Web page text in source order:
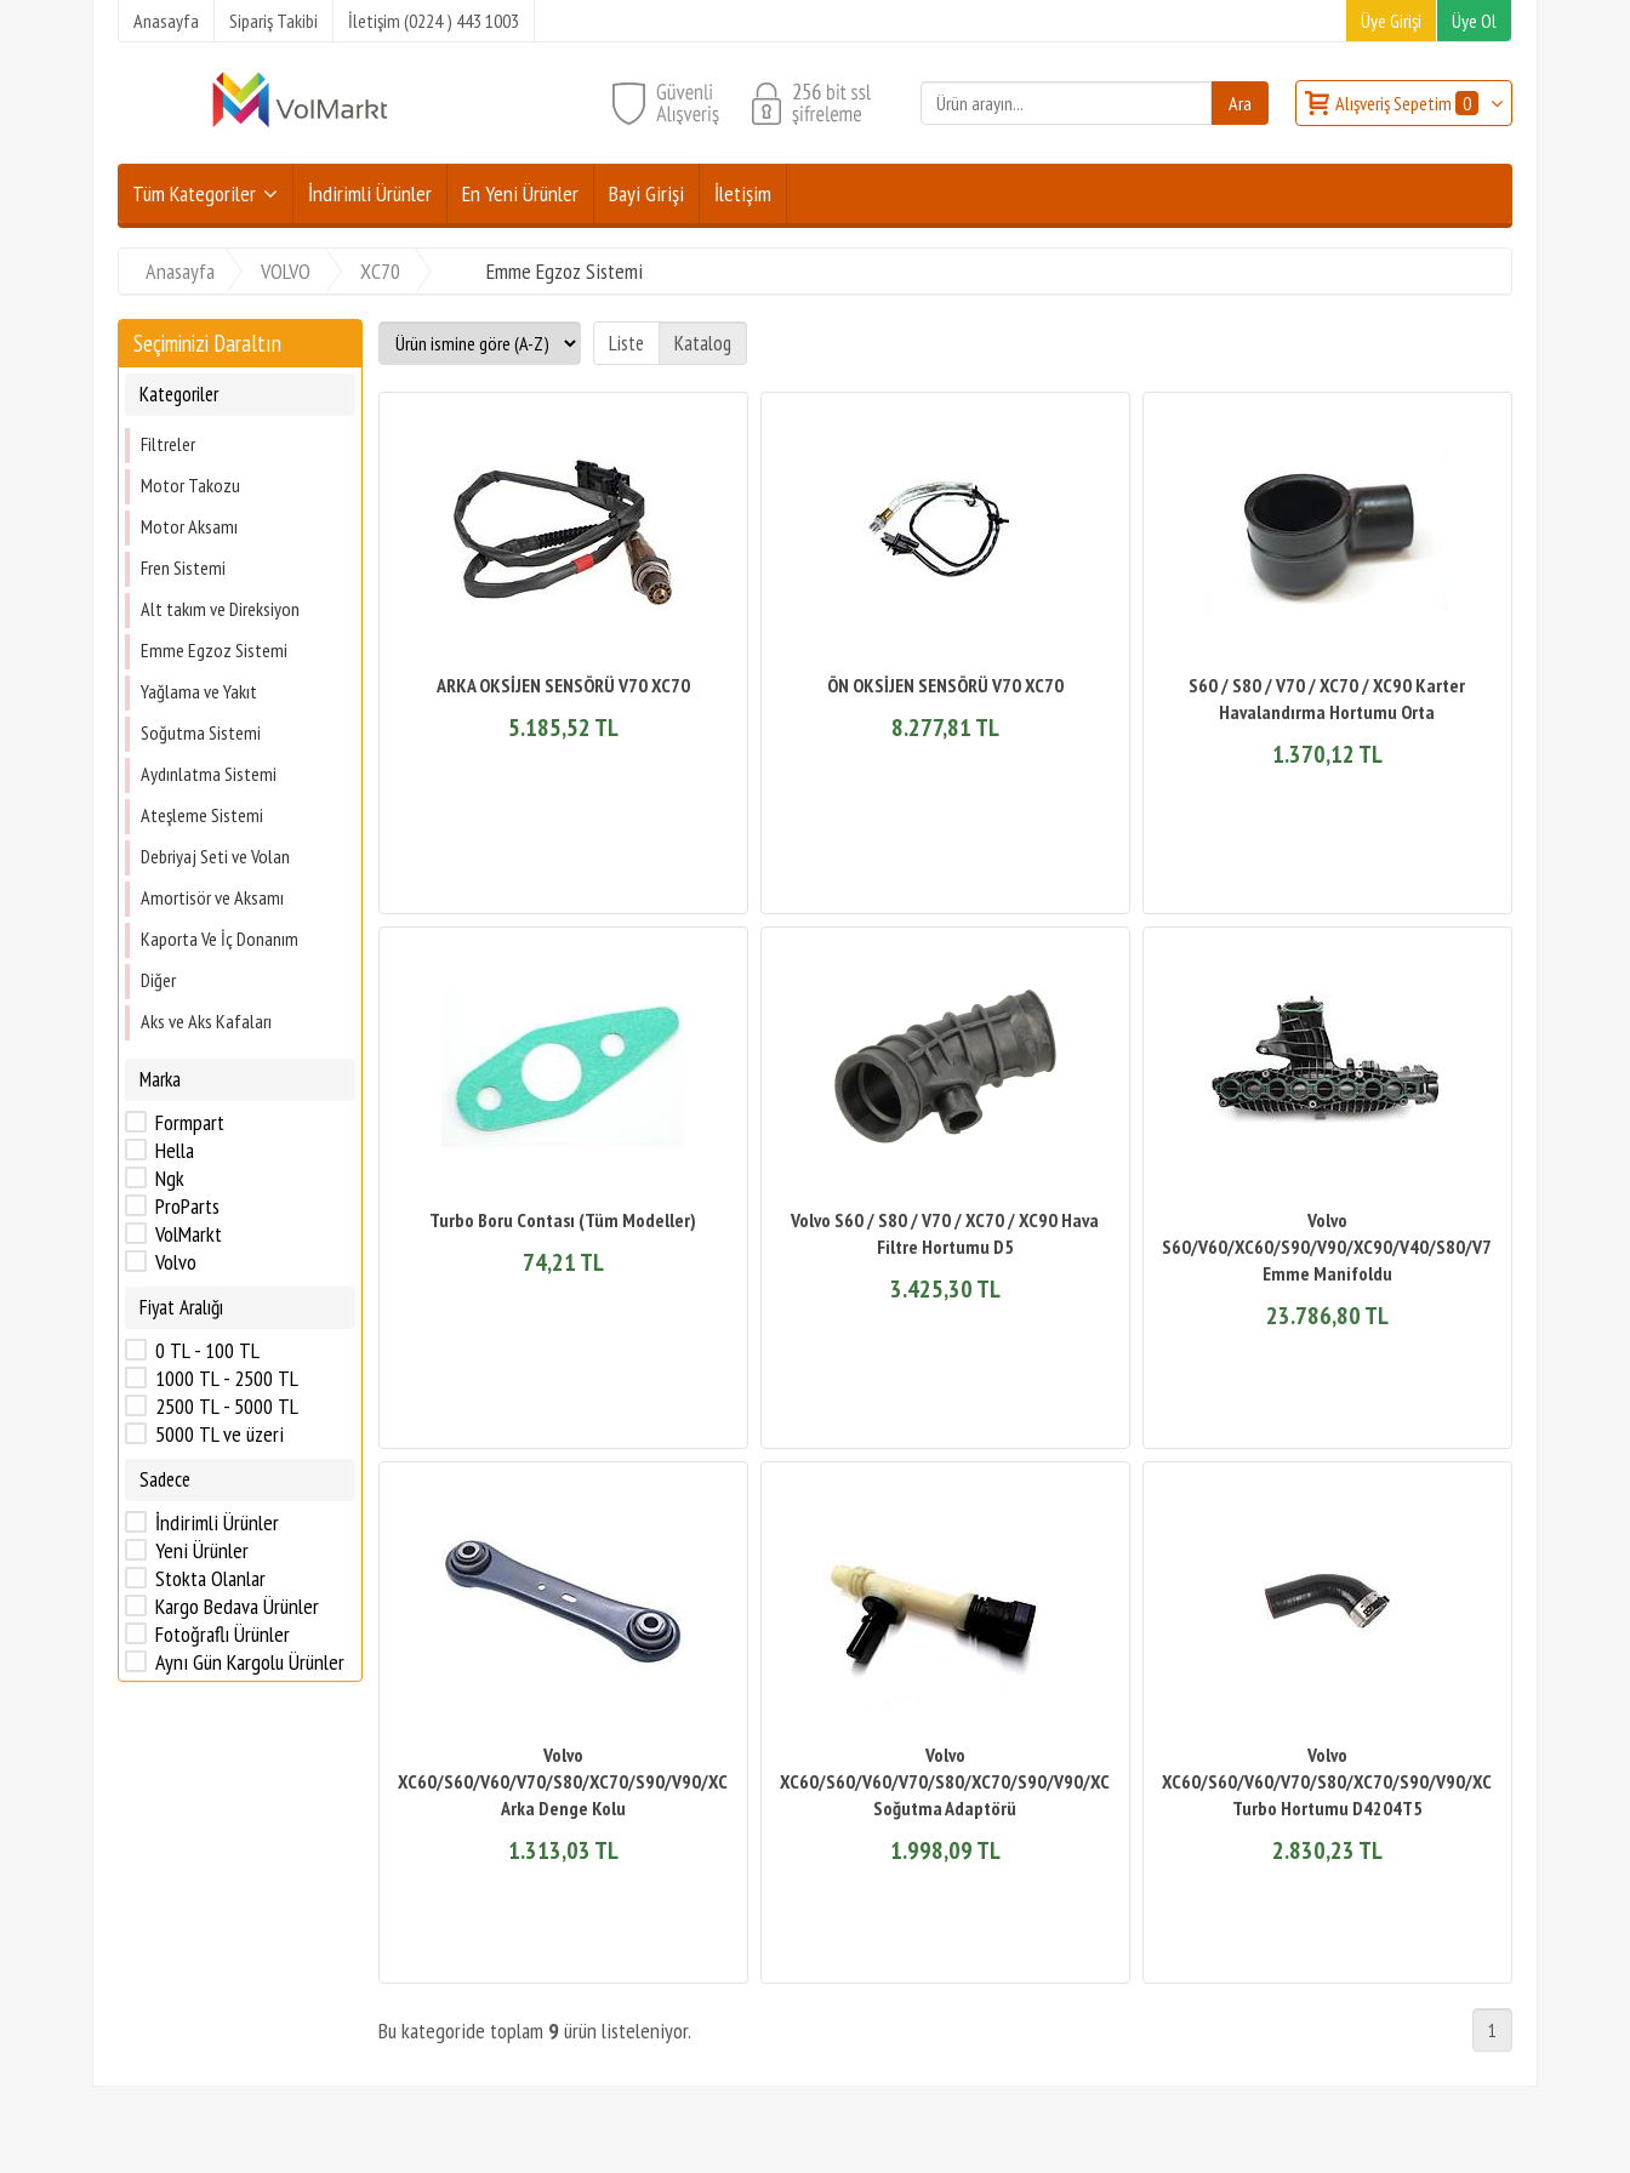
Anasayfa Sipariş Takibi İletişim (0224 ) 443 1003 Üye Girişi Üye Ol
Alışveriş Sepetim 0
Tüm Kategoriler İndirimli Ürünler En Yeni Ürünler Bayi Girişi İletişim
Anasayfa VOLVO XC70 Emme Egzoz Sistemi
Seçiminizi Daraltın
Kategoriler
Filtreler
Motor Takozu
Motor Aksamı
Fren Sistemi
Alt takım ve Direksiyon
Emme Egzoz Sistemi
Yağlama ve Yakıt
Soğutma Sistemi
Aydınlatma Sistemi
Ateşleme Sistemi
Debriyaj Seti ve Volan
Amortisör ve Aksamı
Kaporta Ve İç Donanım
Diğer
Aks ve Aks Kafaları
Marka
Formpart
Hella
Ngk
ProParts
VolMarkt
Volvo
Fiyat Aralığı
0 TL - 100 TL
1000 TL - 2500 TL
2500 TL - 5000 TL
5000 TL ve üzeri
Sadece
İndirimli Ürünler
Yeni Ürünler
Stokta Olanlar
Kargo Bedava Ürünler
Fotoğraflı Ürünler
Aynı Gün Kargolu Ürünler
ARKA OKSİJEN SENSÖRÜ V70 XC70
5.185,52 TL
ÖN OKSİJEN SENSÖRÜ V70 XC70
8.277,81 TL
S60 / S80 / V70 / XC70 / XC90 Karter
Havalandırma Hortumu Orta
1.370,12 TL
Turbo Boru Contası (Tüm Modeller)
74,21 TL
Volvo S60 / S80 / V70 / XC70 / XC90 Hava
Filtre Hortumu D5
3.425,30 TL
Volvo
S60/V60/XC60/S90/V90/XC90/V40/S80/V70/XC70/XC40
Emme Manifoldu
23.786,80 TL
Volvo
XC60/S60/V60/V70/S80/XC70/S90/V90/XC90
Arka Denge Kolu
1.313,03 TL
Volvo
XC60/S60/V60/V70/S80/XC70/S90/V90/XC90
Soğutma Adaptörü
1.998,09 TL
Volvo
XC60/S60/V60/V70/S80/XC70/S90/V90/XC90
Turbo Hortumu D4204T5
2.830,23 TL
Bu kategoride toplam 9ürün listeleniyor. 1